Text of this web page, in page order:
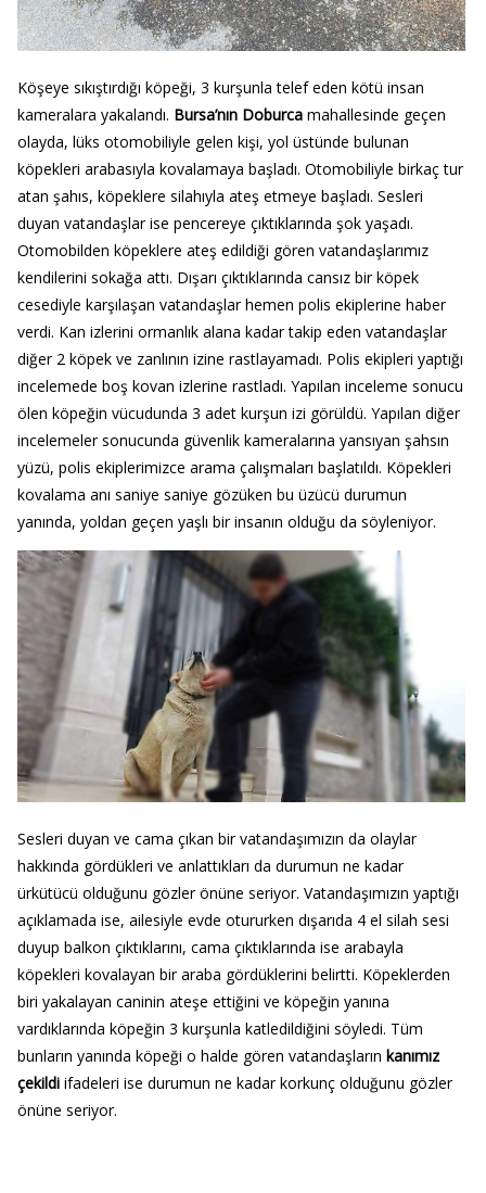
Köşeye sıkıştırdığı köpeği, 3 kurşunla telef eden kötü insan
kameralara yakalandı. Bursa’nın Doburcamahallesinde geçen
olayda, lüks otomobiliyle gelen kişi, yol üstünde bulunan
köpekleri arabasıyla kovalamaya başladı. Otomobiliyle birkaç tur
atan şahıs, köpeklere silahıyla ateş etmeye başladı. Sesleri
duyan vatandaşlar ise pencereye çıktıklarında şok yaşadı.
Otomobilden köpeklere ateş edildiği gören vatandaşlarımız
kendilerini sokağa attı. Dışarı çıktıklarında cansız bir köpek
cesediyle karşılaşan vatandaşlar hemen polis ekiplerine haber
verdi. Kan izlerini ormanlık alana kadar takip eden vatandaşlar
diğer 2 köpek ve zanlının izine rastlayamadı. Polis ekipleri yaptığı
incelemede boş kovan izlerine rastladı. Yapılan inceleme sonucu
ölen köpeğin vücudunda 3 adet kurşun izi görüldü. Yapılan diğer
incelemeler sonucunda güvenlik kameralarına yansıyan şahsın
yüzü, polis ekiplerimizce arama çalışmaları başlatıldı. Köpekleri
kovalama anı saniye saniye gözüken bu üzücü durumun
yanında, yoldan geçen yaşlı bir insanın olduğu da söyleniyor.
Sesleri duyan ve cama çıkan bir vatandaşımızın da olaylar
hakkında gördükleri ve anlattıkları da durumun ne kadar
ürkütücü olduğunu gözler önüne seriyor. Vatandaşımızın yaptığı
açıklamada ise, ailesiyle evde otururken dışarıda 4 el silah sesi
duyup balkon çıktıklarını, cama çıktıklarında ise arabayla
köpekleri kovalayan bir araba gördüklerini belirtti. Köpeklerden
biri yakalayan caninin ateşe ettiğini ve köpeğin yanına
vardıklarında köpeğin 3 kurşunla katledildiğini söyledi. Tüm
bunların yanında köpeği o halde gören vatandaşların kanımız
çekildiifadeleri ise durumun ne kadar korkunç olduğunu gözler
önüne seriyor.